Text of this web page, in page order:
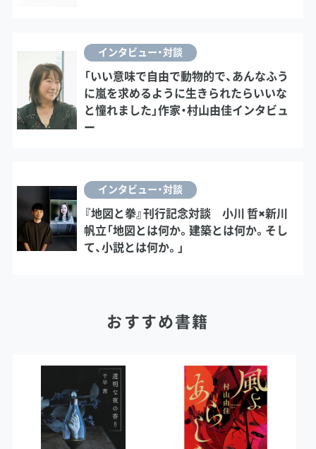
インタビュー・対談
「いい意味で自由で動物的で、あんなふう
に嵐を求めるように生きられたらいいな
と憧れました」作家・村山由佳インタビュ
ー
インタビュー・対談
『地図と拳』刊行記念対談 小川 哲×新川
帆立「地図とは何か。建築とは何か。そし
て、小説とは何か。」
おすすめ書籍